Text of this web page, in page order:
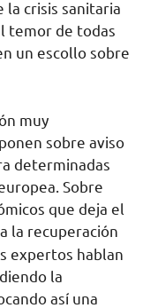
la crisis sanitaria
temor de todas
un escollo sobre
muy
sobre aviso
determinadas
Sobre
que deja el
la recuperación
expertos hablan
la
así una